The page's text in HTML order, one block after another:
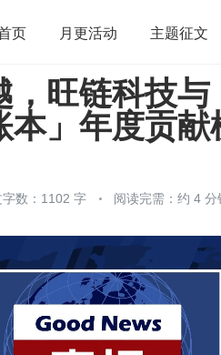
页 月更活动 主题征文
OpenHarmony 算法
程序员 运维 深度
，旺链科技
本」年度贡献
字数：1102 字 阅读完需：约 4 分